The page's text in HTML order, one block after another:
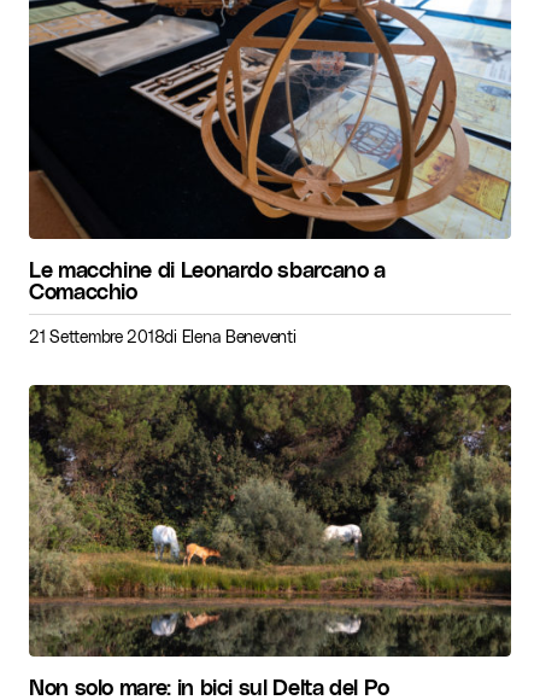
Le macchine di Leonardo sbarcano a
Comacchio
21 Settembre 2018di Elena Beneventi
Non solo mare: in bici sul Delta del Po